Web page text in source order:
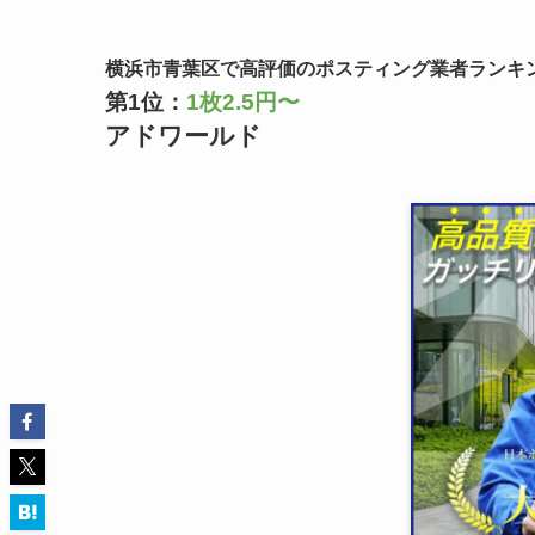
横浜市青葉区で高評価のポスティング業者ランキ
第1位： 1枚2.5円〜
アドワールド